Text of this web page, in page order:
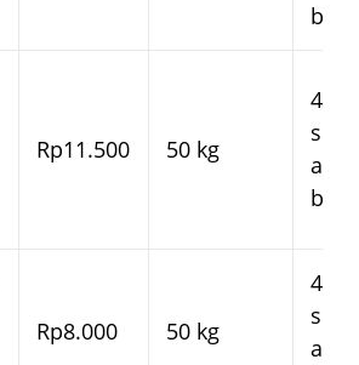
Rp11.500 50 kg
4–7
Rp8.000 50 kg
4–7